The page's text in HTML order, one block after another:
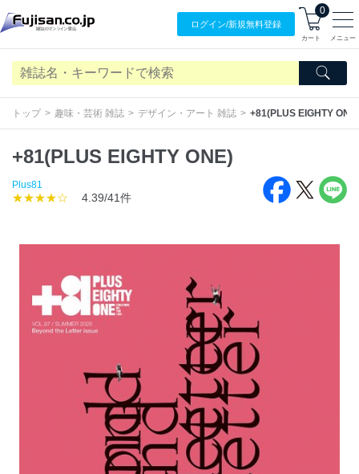
ログイン/新規無料登録
0
カート メニュー
トップ 趣味・芸術 雑誌 デザイン・アート 雑誌 +81(PLUS EIGHTY ONE)
+81(PLUS EIGHTY ONE)
Plus81
★★★★☆ 4.39/41件